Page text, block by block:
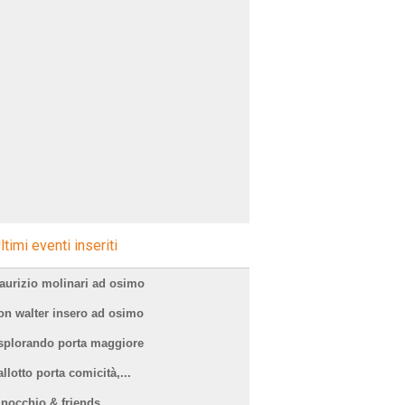
eventi inseriti
molinari ad osimo
walter insero ad osimo
porta maggiore
porta comicità,...